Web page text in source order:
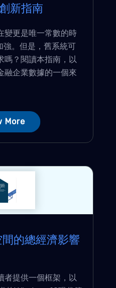
新指南
變更是唯一常數的時
強。但是，舊系統可
嗎？閱讀本指南，以
融企業數據的一個來
More
的總經濟影響
者提供一個框架，以